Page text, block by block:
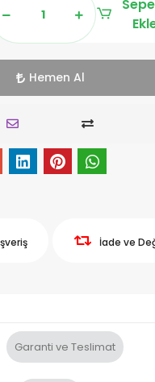
Hemen Al
İade ve
Garanti ve Teslimat